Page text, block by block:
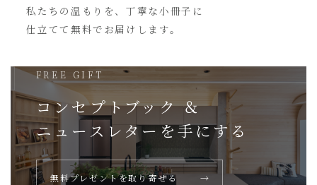
私たちの温もりを、丁寧な小冊子に
仕立てて無料でお届けします。
FREE GIFT
コンセプトブック ＆
ニュースレターを手にする
無料プレゼントを取り寄せる →